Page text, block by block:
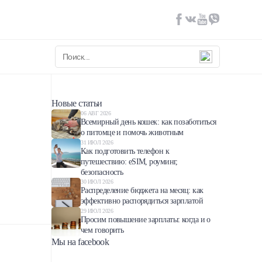
Новые статьи
06 АВГ 2026
Всемирный день кошек: как позаботиться
о питомце и помочь животным
31 ИЮЛ 2026
Как подготовить телефон к
путешествию: eSIM, роуминг,
безопасность
30 ИЮЛ 2026
Распределение бюджета на месяц: как
эффективно распорядиться зарплатой
29 ИЮЛ 2026
Просим повышение зарплаты: когда и о
чем говорить
Мы на facebook